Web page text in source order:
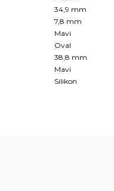
34,9 mm
7,8 mm
Mavi
Oval
38,8 mm
Mavi
Silikon